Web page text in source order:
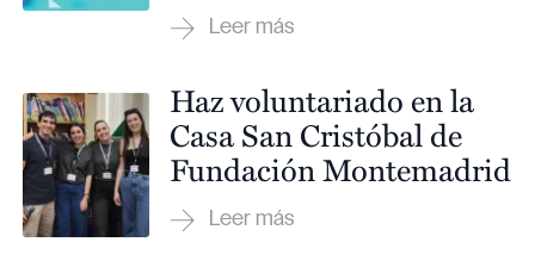
Haz voluntariado en la
Casa San Cristóbal de
Fundación Montemadrid